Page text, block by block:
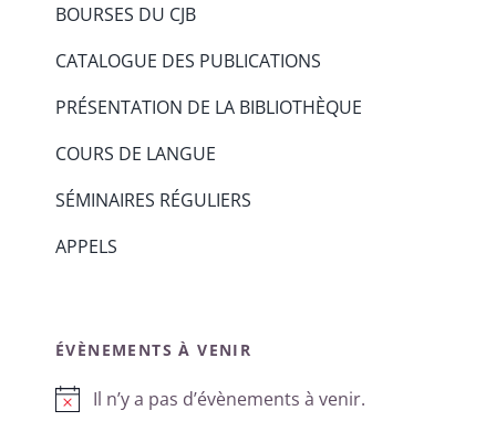
BOURSES DU CJB
CATALOGUE DES PUBLICATIONS
PRÉSENTATION DE LA BIBLIOTHÈQUE
COURS DE LANGUE
SÉMINAIRES RÉGULIERS
APPELS
ÉVÈNEMENTS À VENIR
Notice
Il n’y a pas d’évènements à venir.